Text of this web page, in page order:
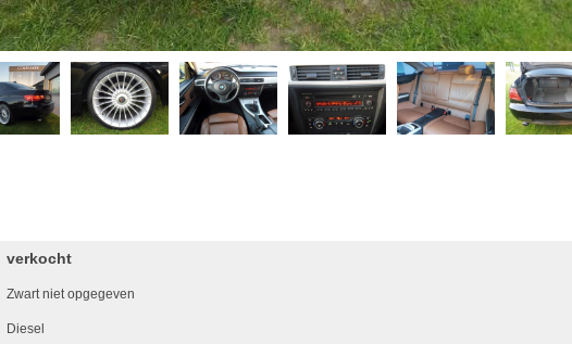
verkocht
Zwart niet opgegeven
Diesel